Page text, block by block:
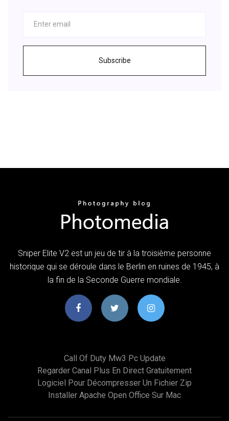
Subscribe
Sniper Elite V2 est un jeu de tir à la troisième personne
historique qui se déroule dans le Berlin en ruines de 1945, à
la fin de la Seconde Guerre mondiale.
Call Of Duty Mw3 Pc Update
Regarder Canal Plus En Direct Gratuitement
Logiciel Pour Décompresser Un Fichier Zip
Installer Apache Open Office Sur Mac